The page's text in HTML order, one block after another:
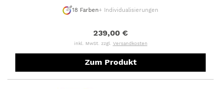
18 Farben+ Individualisierungen
239,00 €
inkl. MwSt. zzgl. Versandkosten
Zum Produkt